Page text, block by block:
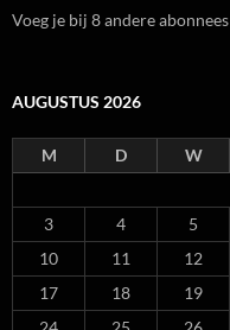
Voeg je bij 8 andere abonnees
AUGUSTUS 2026
M D W
3
4 5
10
11 12
17
18 19